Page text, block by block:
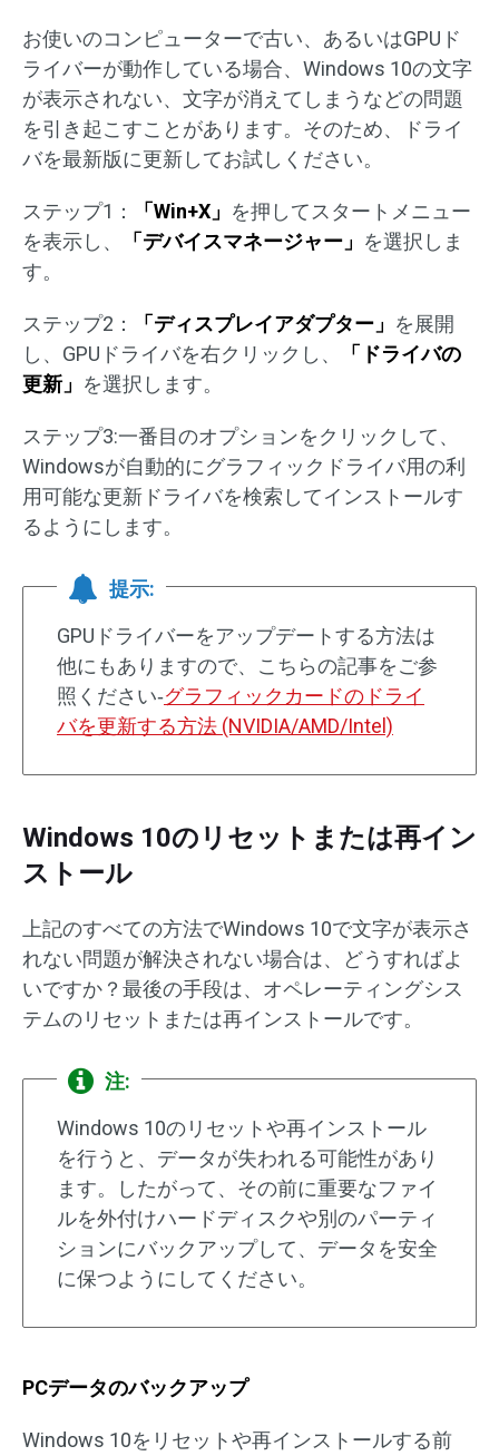
お使いのコンピューターで古い、あるいはGPUド
ライバーが動作している場合、Windows 10の文字
が表示されない、文字が消えてしまうなどの問題
を引き起こすことがあります。そのため、ドライ
バを最新版に更新してお試しください。
ステップ1： 「Win+X」 を押してスタートメニュー
を表示し、
「デバイスマネージャー」 を選択しま
す。
ステップ2： 「ディスプレイアダプター」 を展開
し、GPUドライバを右クリックし、
「ドライバの
更新」 を選択します。
ステップ3:一番目のオプションをクリックして、
Windowsが自動的にグラフィックドライバ用の利
用可能な更新ドライバを検索してインストールす
るようにします。
提示:
GPUドライバーをアップデートする方法は
他にもありますので、こちらの記事をご参
照ください‐グラフィックカードのドライ
バを更新する方法 (NVIDIA/AMD/Intel)
Windows 10のリセットまたは再イン
ストール
上記のすべての方法でWindows 10で文字が表示さ
れない問題が解決されない場合は、どうすればよ
いですか？最後の手段は、オペレーティングシス
テムのリセットまたは再インストールです。
注:
Windows 10のリセットや再インストール
を行うと、データが失われる可能性があり
ます。したがって、その前に重要なファイ
ルを外付けハードディスクや別のパーティ
ションにバックアップして、データを安全
に保つようにしてください。
PCデータのバックアップ
Windows 10をリセットや再インストールする前